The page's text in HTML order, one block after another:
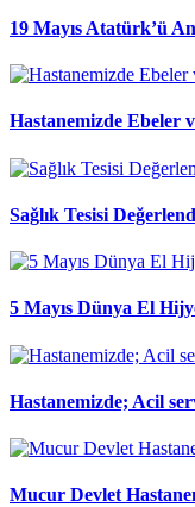
19 Mayıs Atatürk’ü
Hastanemizde Ebeler
Sağlık Tesisi
5 Mayıs Dünya El
Hastanemizde; Acil
Mucur Devlet